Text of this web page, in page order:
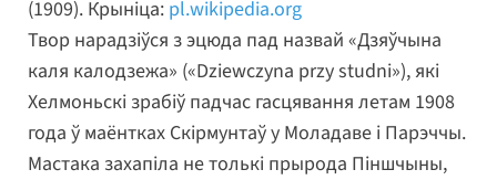
(1909). Крыніца: pl.wikipedia.org
Твор нарадзіўся з эцюда пад назвай «Дзяўчына
каля калодзежа» («Dziewczyna przy studni»), які
Хелмоньскі зрабіў падчас гасцявання летам 1908
года ў маёнтках Скірмунтаў у Моладаве і Парэччы.
Мастака захапіла не толькі прырода Піншчыны,